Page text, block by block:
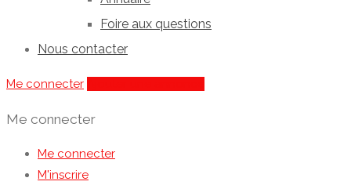
Foire aux questions
Nous contacter
Me connecter
Me connecter
Me connecter
M'inscrire